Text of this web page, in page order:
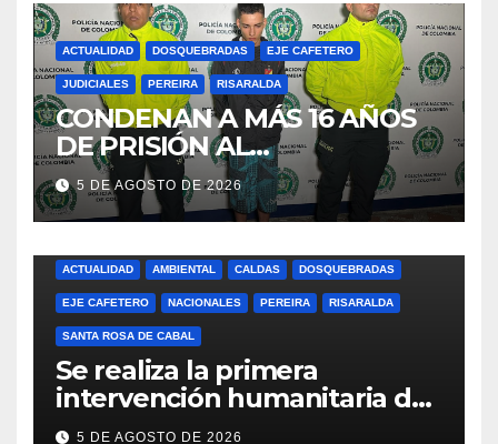
ACTUALIDAD DOSQUEBRADAS EJE CAFETERO
JUDICIALES PEREIRA RISARALDA
CONDENAN A MÁS 16 AÑOS
DE PRISIÓN AL
RESPONSABLE DE CAUSAR
LA MUERTE DE UNA MUJER
EN DOSQUEBRADAS
(RISARALDA)
5 DE AGOSTO DE 2026
ACTUALIDAD AMBIENTAL CALDAS DOSQUEBRADAS
EJE CAFETERO NACIONALES PEREIRA RISARALDA
SANTA ROSA DE CABAL
Se realiza la primera
intervención humanitaria de
la UBPD en el Cementerio
5 DE AGOSTO DE 2026